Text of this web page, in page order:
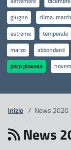
giugno
clima.
estreme
temporale
marzo
abbondanti
poco piovoso
Inizio / News 2020
News